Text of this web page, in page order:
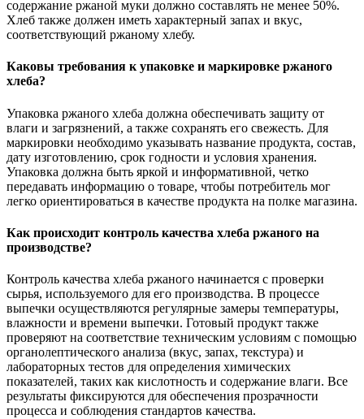
содержание ржаной муки должно составлять не менее 50%.
Хлеб также должен иметь характерный запах и вкус,
соответствующий ржаному хлебу.
Каковы требования к упаковке и маркировке ржаного
хлеба?
Упаковка ржаного хлеба должна обеспечивать защиту от
влаги и загрязнений, а также сохранять его свежесть. Для
маркировки необходимо указывать название продукта, состав,
дату изготовлению, срок годности и условия хранения.
Упаковка должна быть яркой и информативной, четко
передавать информацию о товаре, чтобы потребитель мог
легко ориентироваться в качестве продукта на полке магазина.
Как происходит контроль качества хлеба ржаного на
производстве?
Контроль качества хлеба ржаного начинается с проверки
сырья, используемого для его производства. В процессе
выпечки осуществляются регулярные замеры температуры,
влажности и времени выпечки. Готовый продукт также
проверяют на соответствие техническим условиям с помощью
органолептического анализа (вкус, запах, текстура) и
лабораторных тестов для определения химических
показателей, таких как кислотность и содержание влаги. Все
результаты фиксируются для обеспечения прозрачности
процесса и соблюдения стандартов качества.